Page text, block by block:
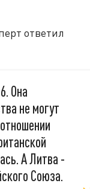
ответил
Она
не могут
А Литва -
Союза.